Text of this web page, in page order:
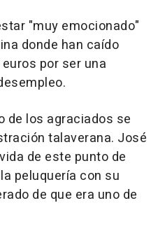
"muy emocionado"
donde han caído
por ser una
de los agraciados se
talaverana. José
de este punto de
peluquería con su
de que era uno de